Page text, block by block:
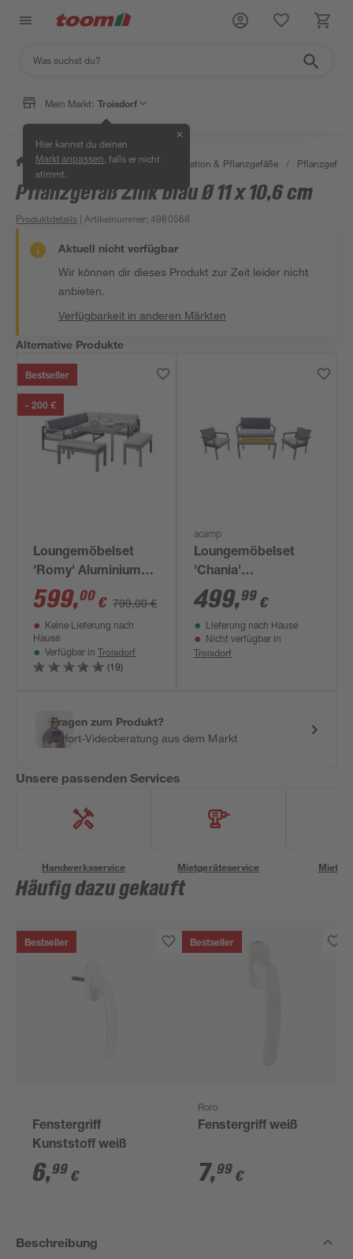
Mein Markt: Troisdorf
Hier kannst du deinen
Markt anpassen , falls er nicht
stimmt.
✕
/ Garten & Freizeit / Gartendekoration & Pflanzgefäße /
Pflanzgefäß Zink blau Ø 11 x 10,6 cm
Produktdetails | Artikelnummer:4980568
Aktuell nicht verfügbar
Wir können dir dieses Produkt zur Zeit leider nicht
anbieten.
Verfügbarkeit in anderen Märkten
Alternative Produkte
Bestseller
- 200 €
Loungemöbelset
'Romy' Aluminium
hellgrau 5-teilig
599,00 € 799,00 €
Keine Lieferung nach
Hause
Verfügbar in Troisdorf
(19)
acamp
Loungemöbelset
'Chania'
Stahl/Polywood grau
4-teilig
499,99 €
Lieferung nach Hause
Nicht verfügbar in
Troisdorf
Fragen zum Produkt?
Sofort-Videoberatung aus dem Markt
Unsere passenden Services
Handwerksservice Mietgeräteservice
Häufig dazu gekauft
Bestseller
Fenstergriff
Kunststoff weiß
6,99 €
Bestseller
Roro
Fenstergriff weiß
7,99 €
Beschreibung